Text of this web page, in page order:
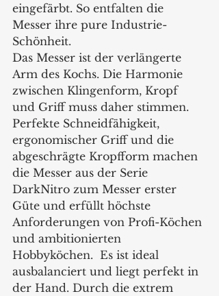
eingefärbt. So entfalten die
Messer ihre pure Industrie-
Schönheit.
Das Messer ist der verlängerte
Arm des Kochs. Die Harmonie
zwischen Klingenform, Kropf
und Griff muss daher stimmen.
Perfekte Schneidfähigkeit,
ergonomischer Griff und die
abgeschrägte Kropfform machen
die Messer aus der Serie
DarkNitro zum Messer erster
Güte und erfüllt höchste
Anforderungen von Profi-Köchen
und ambitionierten
Hobbyköchen.  Es ist ideal
ausbalanciert und liegt perfekt in
der Hand. Durch die extrem